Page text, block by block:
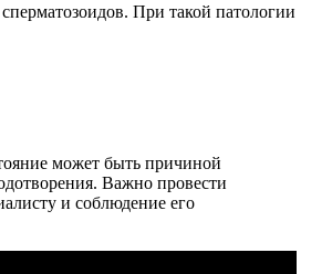
При такой патологии
может быть причиной
Важно провести
и соблюдение его